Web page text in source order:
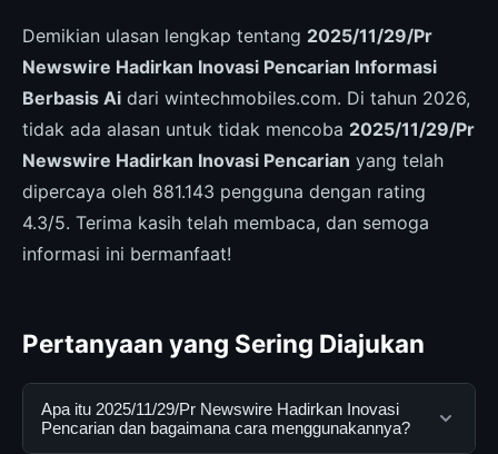
Demikian ulasan lengkap tentang 2025/11/29/Pr
Newswire Hadirkan Inovasi Pencarian Informasi
Berbasis Ai dari wintechmobiles.com. Di tahun 2026,
tidak ada alasan untuk tidak mencoba 2025/11/29/Pr
Newswire Hadirkan Inovasi Pencarian yang telah
dipercaya oleh 881.143 pengguna dengan rating
4.3/5. Terima kasih telah membaca, dan semoga
informasi ini bermanfaat!
Pertanyaan yang Sering Diajukan
Apa itu 2025/11/29/Pr Newswire Hadirkan Inovasi
Pencarian dan bagaimana cara menggunakannya?